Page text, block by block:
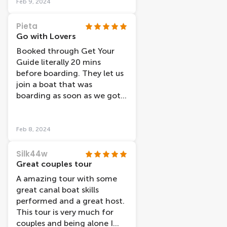
Feb 9, 2024
Pieta
Go with Lovers
Booked through Get Your
Guide literally 20 mins
before boarding. They let us
join a boat that was
boarding as soon as we got
weren’t so busy. We took a
Maybe evening cruises would
be better in warmer months
with open boats. The boat
was modern, clean and
warm and no condensation
at all during any part of our
cruise. The headphones were
Feb 8, 2024
Silk44w
Great couples tour
A amazing tour with some
great canal boat skills
performed and a great host.
This tour is very much for
couples and being alone I